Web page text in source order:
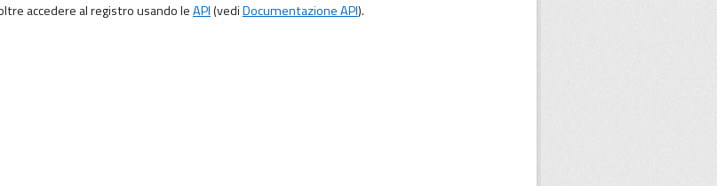
accedere al registro usando leAPI(vediDocumentazione API).